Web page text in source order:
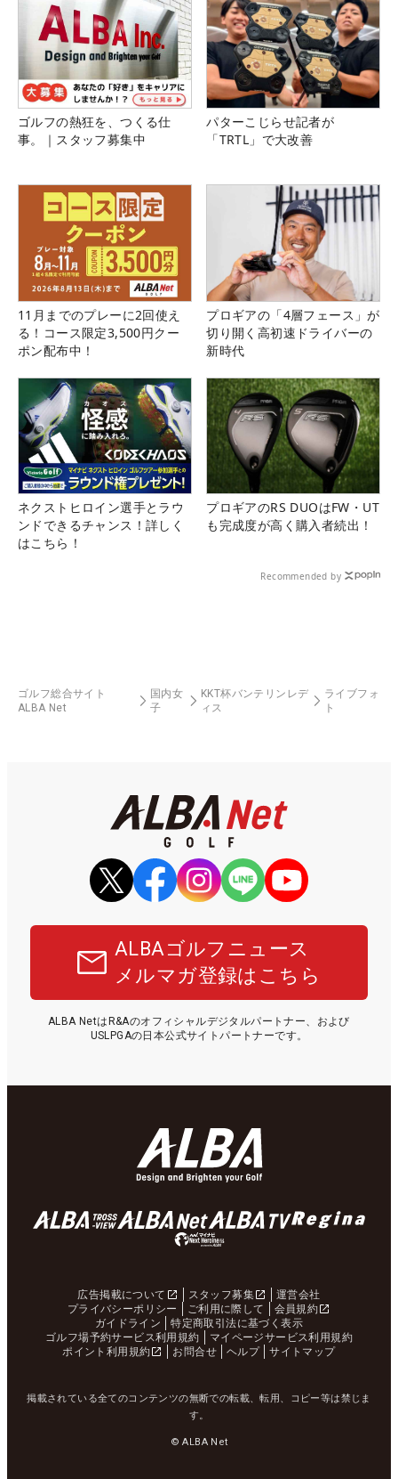
ゴルフの熱狂を、つくる仕
事。｜スタッフ募集中
パターこじらせ記者が
「TRTL」で大改善
11月までのプレーに2回使え
る！コース限定3,500円クー
ポン配布中！
プロギアの「4層フェース」が
切り開く高初速ドライバーの
新時代
ネクストヒロイン選手とラウ
ンドできるチャンス！詳しく
はこちら！
プロギアのRS DUOはFW・UT
も完成度が高く購入者続出！
Recommended by
ゴルフ総合サイト
ALBA Net
国内女
子
KKT杯バンテリンレデ
ィス
ライブフォ
ト
ALBAゴルフニュース
メルマガ登録はこちら
ALBA NetはR&Aのオフィシャルデジタルパートナー、および
USLPGAの日本公式サイトパートナーです。
広告掲載について スタッフ募集
運営会社
プライバシーポリシー
ご利用に際して
会員規約
ガイドライン
特定商取引法に基づく表示
ゴルフ場予約サービス利用規約
マイページサービス利用規約
ポイント利用規約
お問合せ ヘルプ サイトマップ
掲載されている全てのコンテンツの無断での転載、転用、コピー等は禁じま
す。
© ALBA Net